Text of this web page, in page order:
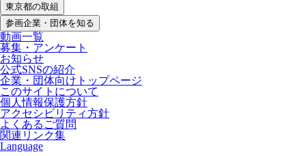
東京都の取組
参画企業・団体を知る
動画一覧
募集・アンケート
お知らせ
公式SNSの紹介
企業・団体向けトップページ
このサイトについて
個人情報保護方針
アクセシビリティ方針
よくあるご質問
関連リンク集
Language